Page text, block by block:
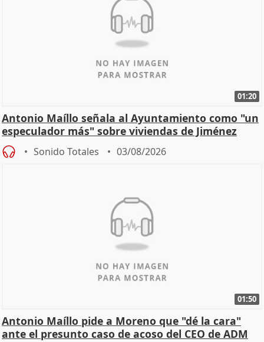
01:20
Antonio Maíllo señala al Ayuntamiento como "un
especulador más" sobre viviendas de Jiménez
Becerril
Sonido Totales 03/08/2026
01:50
Antonio Maíllo pide a Moreno que "dé la cara"
ante el presunto caso de acoso del CEO de ADM